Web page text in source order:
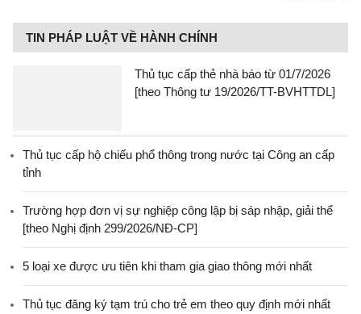
TIN PHÁP LUẬT VỀ HÀNH CHÍNH
Thủ tục cấp thẻ nhà báo từ 01/7/2026
[theo Thông tư 19/2026/TT-BVHTTDL]
Thủ tục cấp hộ chiếu phổ thông trong nước tại Công an cấp
tỉnh
Trường hợp đơn vị sự nghiệp công lập bị sáp nhập, giải thể
[theo Nghị định 299/2026/NĐ-CP]
5 loại xe được ưu tiên khi tham gia giao thông mới nhất
Thủ tục đăng ký tạm trú cho trẻ em theo quy định mới nhất